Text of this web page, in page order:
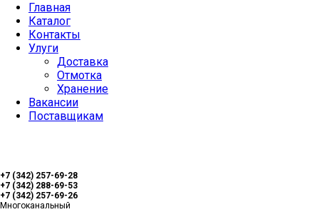
Главная
Каталог
Контакты
Улуги
Доставка
Отмотка
Хранение
Вакансии
Поставщикам
+7 (342) 257-69-28
+7 (342) 288-69-53
+7 (342) 257-69-26
Многоканальный